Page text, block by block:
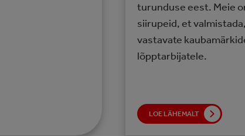
turunduse eest. Meie
siirupeid, et
vastavate
lõpptarbijatele.
LOE LÄHEMALT